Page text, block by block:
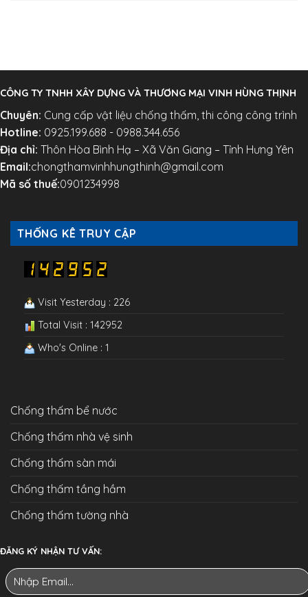
CÔNG TY TNHH XÂY DỰNG VÀ THƯƠNG MẠI VINH HÙNG THỊNH
Chuyên: Cung cấp vật liệu chống thấm, thi công công trình
Hotline: 0925.199.688 - 0988.344.656
Địa chỉ: Thôn Hòa Bình Hạ – Xã Văn Giang – Tỉnh Hưng Yên
Email:chongthamvinhhungthinh@gmail.com
Mã số thuế:0901234998
THỐNG KÊ TRUY CẬP
Visit Yesterday : 226
Total Visit : 142952
Who's Online : 1
Chống thấm bể nước
Chống thấm nhà vệ sinh
Chống thấm sàn mái
Chống thấm tầng hầm
Chống thấm tường nhà
ĐĂNG KÝ NHẬN TƯ VẤN: